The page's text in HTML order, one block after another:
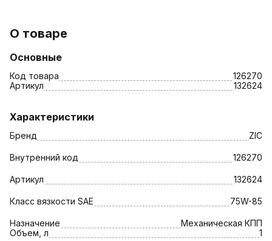
О товаре
Основные
Код товара
126270
Артикул
132624
Характеристики
Бренд ZIC
Внутренний код 126270
Артикул 132624
Класс вязкости SAE 75W-85
Назначение
Механическая КПП
Объем, л
1